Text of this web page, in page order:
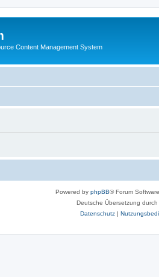
Content Management System
Powered by phpBB® Forum
Deutsche Übersetzung durch
Datenschutz|